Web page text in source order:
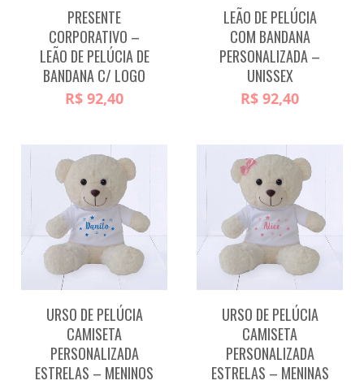
PRESENTE
CORPORATIVO –
LEÃO DE PELÚCIA DE
BANDANA C/ LOGO
R$92,40
LEÃO DE PELÚCIA
COM BANDANA
PERSONALIZADA –
UNISSEX
R$92,40
URSO DE PELÚCIA
CAMISETA
PERSONALIZADA
ESTRELAS – MENINOS
URSO DE PELÚCIA
CAMISETA
PERSONALIZADA
ESTRELAS – MENINAS